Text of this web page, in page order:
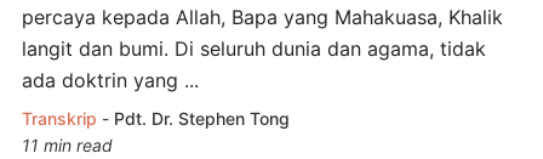
percaya kepada Allah, Bapa yang Mahakuasa, Khalik
langit dan bumi. Di seluruh dunia dan agama, tidak
ada doktrin yang ...
Transkrip - Pdt. Dr. Stephen Tong
11 min read